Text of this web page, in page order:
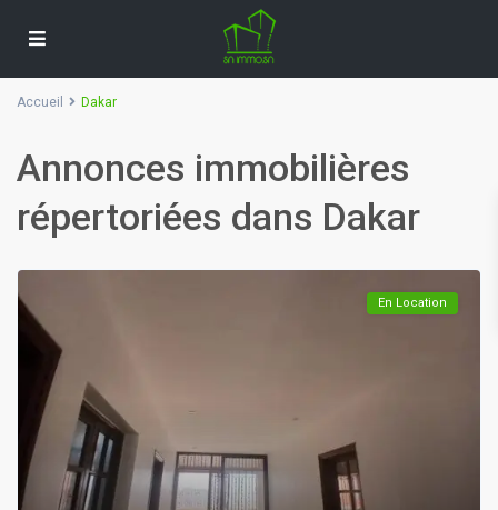
Accueil Dakar
Annonces immobilières
répertoriées dans Dakar
En Location